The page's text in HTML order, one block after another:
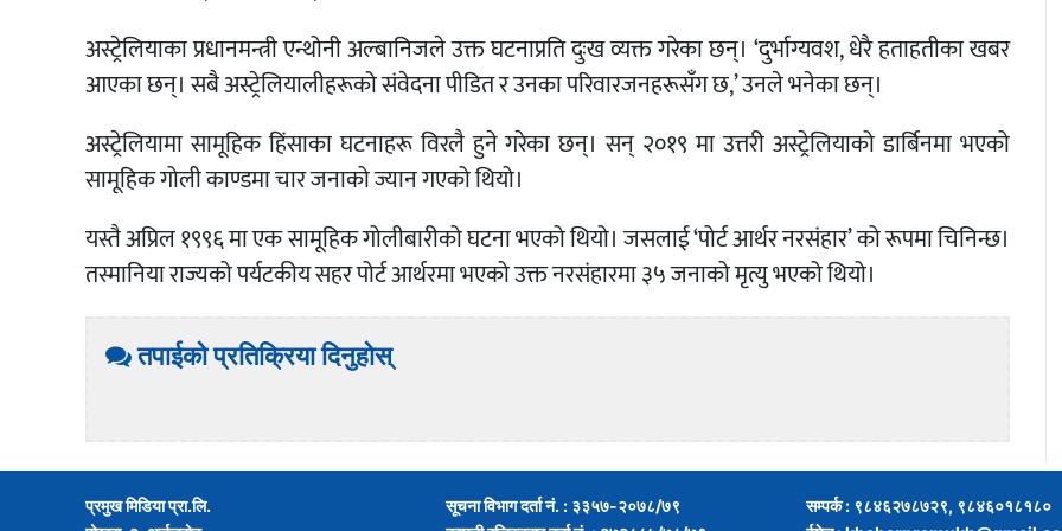
अस्ट्रेलियाका प्रधानमन्त्री एन्थोनी अल्बानिजले उक्त घटनाप्रति दुःख व्यक्त गरेका छन्। ‘दुर्भाग्यवश, धेरै हताहतीका खबर
आएका छन्। सबै अस्ट्रेलियालीहरूको संवेदना पीडित र उनका परिवारजनहरूसँग छ,’ उनले भनेका छन्।
अस्ट्रेलियामा सामूहिक हिंसाका घटनाहरू विरलै हुने गरेका छन्। सन् २०१९ मा उत्तरी अस्ट्रेलियाको डार्बिनमा भएको
सामूहिक गोली काण्डमा चार जनाको ज्यान गएको थियो।
यस्तै अप्रिल १९९६ मा एक सामूहिक गोलीबारीको घटना भएको थियो। जसलाई ‘पोर्ट आर्थर नरसंहार’ को रूपमा चिनिन्छ।
तस्मानिया राज्यको पर्यटकीय सहर पोर्ट आर्थरमा भएको उक्त नरसंहारमा ३५ जनाको मृत्यु भएको थियो।
तपाईको प्रतिक्रिया दिनुहोस्
प्रमुख मिडिया प्रा.लि.
सूचना विभाग दर्ता नं. : ३३५७-२०७८/७९
सम्पर्क : ९८४६२७८७२९, ९८४६०१८१८०